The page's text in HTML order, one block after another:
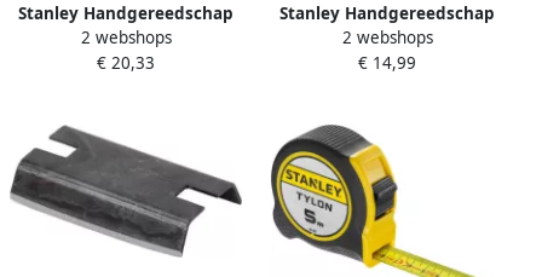
Stanley Handgereedschap
4.5 15&apos; Bandspanner
0-83-100
2 webshops
€ 20,33
Stanley Handgereedschap
Bankhamer Hout 800gr 1-
51-178
2 webshops
€ 14,99